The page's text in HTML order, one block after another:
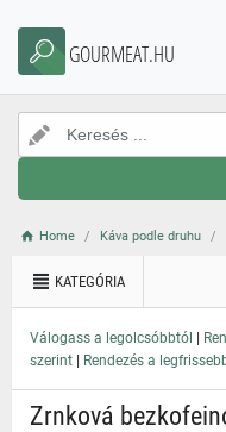
GOURMEAT.HU
Home Káva podle druhu
KATEGÓRIA
Válogass a legolcsóbbtól |
szerint | Rendezés a
Zrnková